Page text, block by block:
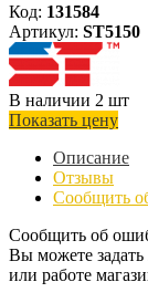
Код: 131584
Артикул: ST5150
В наличии 2 шт
Показать цену
Описание
Отзывы
Сообщить
Сообщить об
Вы можете
или работе